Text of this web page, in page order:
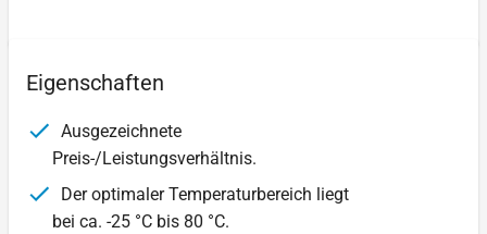
Eigenschaften
Ausgezeichnete
Preis-/Leistungsverhältnis.
Der optimaler Temperaturbereich liegt
bei ca. -25 °C bis 80 °C.